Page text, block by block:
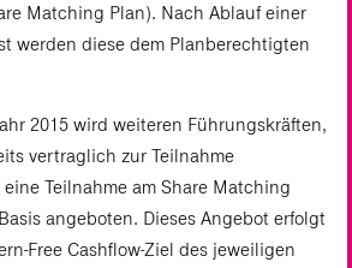
Matching Plan). Nach Ablauf einer
werden diese dem Planberechtigten
2015 wird weiteren Führungskräften,
vertraglich zur Teilnahme
Teilnahme am Share Matching
angeboten. Dieses Angebot erfolgt
Free Cashflow-Ziel des jeweiligen